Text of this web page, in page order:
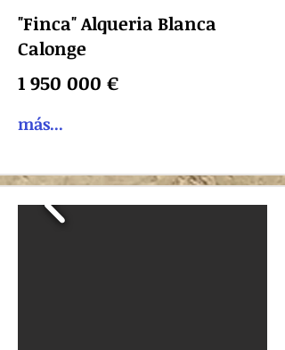
"Finca" Alqueria Blanca
Calonge
1 950 000 €
más...